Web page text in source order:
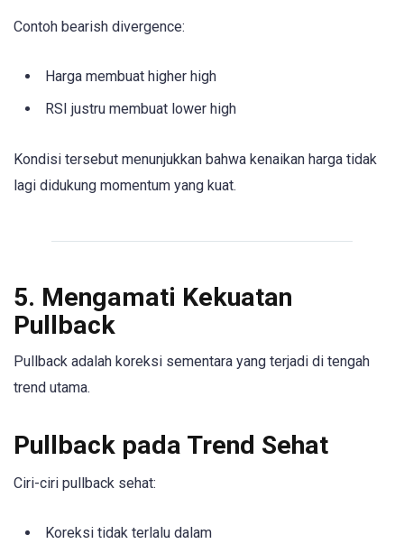
Contoh bearish divergence:
Harga membuat higher high
RSI justru membuat lower high
Kondisi tersebut menunjukkan bahwa kenaikan harga tidak
lagi didukung momentum yang kuat.
5. Mengamati Kekuatan
Pullback
Pullback adalah koreksi sementara yang terjadi di tengah
trend utama.
Pullback pada Trend Sehat
Ciri-ciri pullback sehat:
Koreksi tidak terlalu dalam